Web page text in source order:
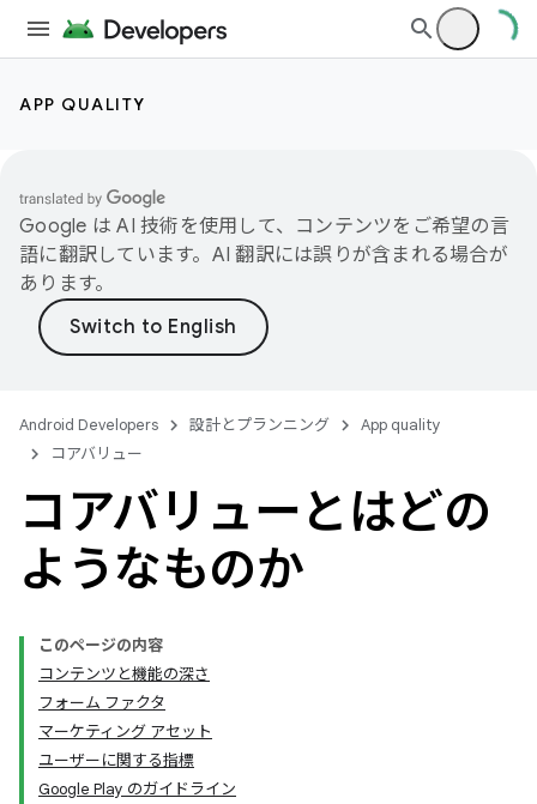
APP QUALITY
Google は AI 技術を使用して、コンテンツをご希望の言
語に翻訳しています。AI 翻訳には誤りが含まれる場合が
あります。
Android Developers 設計とプランニング
App quality
コアバリュー
コアバリューとはどの
ようなものか
このページの内容
コンテンツと機能の深さ
フォーム ファクタ
マーケティング アセット
ユーザーに関する指標
Google Play のガイドライン